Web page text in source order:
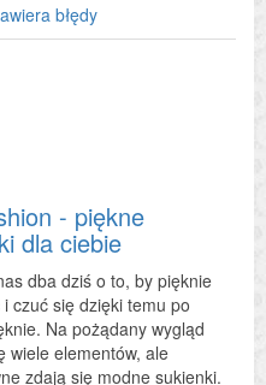
błędy
- piękne
dla ciebie
dba dziś o to, by pięknie
czuć się dzięki temu po
Na pożądany wygląd
wiele elementów, ale
zdają się modne sukienki.